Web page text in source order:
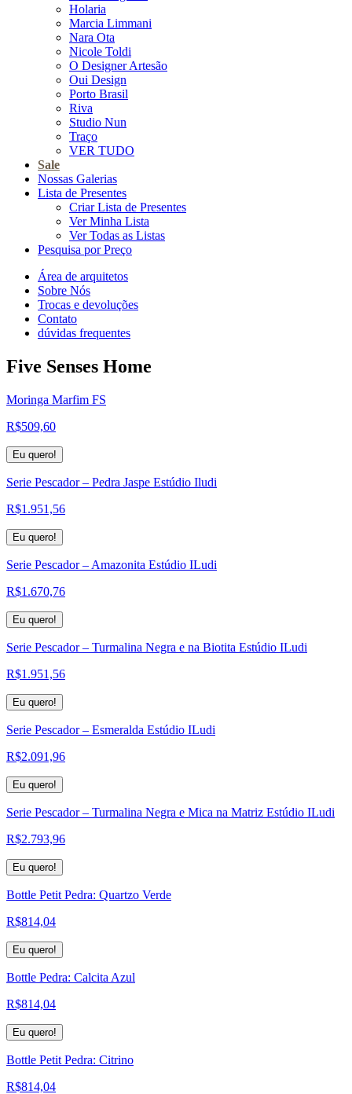
Holaria
Marcia Limmani
Nara Ota
Nicole Toldi
O Designer Artesão
Oui Design
Porto Brasil
Riva
Studio Nun
Traço
VER TUDO
Sale
Nossas Galerias
Lista de Presentes
Criar Lista de Presentes
Ver Minha Lista
Ver Todas as Listas
Pesquisa por Preço
Área de arquitetos
Sobre Nós
Trocas e devoluções
Contato
dúvidas frequentes
Five Senses Home
Moringa Marfim FS
R$509,60
Eu quero!
Serie Pescador – Pedra Jaspe Estúdio Iludi
R$1.951,56
Eu quero!
Serie Pescador – Amazonita Estúdio ILudi
R$1.670,76
Eu quero!
Serie Pescador – Turmalina Negra e na Biotita Estúdio ILudi
R$1.951,56
Eu quero!
Serie Pescador – Esmeralda Estúdio ILudi
R$2.091,96
Eu quero!
Serie Pescador – Turmalina Negra e Mica na Matriz Estúdio ILudi
R$2.793,96
Eu quero!
Bottle Petit Pedra: Quartzo Verde
R$814,04
Eu quero!
Bottle Pedra: Calcita Azul
R$814,04
Eu quero!
Bottle Petit Pedra: Citrino
R$814,04